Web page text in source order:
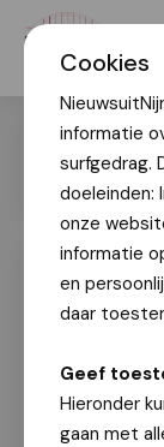
Cookies
informatie
surfgedrag.
doeleinden:
onze
informatie
en
daar
Geef
Hieronder
gaan met
24e
Geert
18 juni